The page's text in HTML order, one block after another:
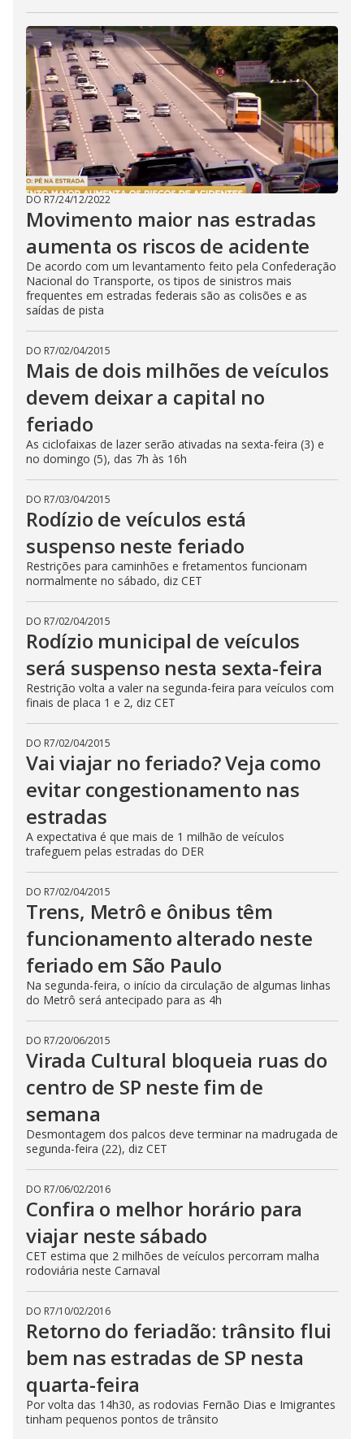
DO R7/24/12/2022
Movimento maior nas estradas
aumenta os riscos de acidente
De acordo com um levantamento feito pela Confederação
Nacional do Transporte, os tipos de sinistros mais
frequentes em estradas federais são as colisões e as
saídas de pista
DO R7/02/04/2015
Mais de dois milhões de veículos
devem deixar a capital no
feriado
As ciclofaixas de lazer serão ativadas na sexta-feira (3) e
no domingo (5), das 7h às 16h
DO R7/03/04/2015
Rodízio de veículos está
suspenso neste feriado
Restrições para caminhões e fretamentos funcionam
normalmente no sábado, diz CET
DO R7/02/04/2015
Rodízio municipal de veículos
será suspenso nesta sexta-feira
Restrição volta a valer na segunda-feira para veículos com
finais de placa 1 e 2, diz CET
DO R7/02/04/2015
Vai viajar no feriado? Veja como
evitar congestionamento nas
estradas
A expectativa é que mais de 1 milhão de veículos
trafeguem pelas estradas do DER
DO R7/02/04/2015
Trens, Metrô e ônibus têm
funcionamento alterado neste
feriado em São Paulo
Na segunda-feira, o início da circulação de algumas linhas
do Metrô será antecipado para as 4h
DO R7/20/06/2015
Virada Cultural bloqueia ruas do
centro de SP neste fim de
semana
Desmontagem dos palcos deve terminar na madrugada de
segunda-feira (22), diz CET
DO R7/06/02/2016
Confira o melhor horário para
viajar neste sábado
CET estima que 2 milhões de veículos percorram malha
rodoviária neste Carnaval
DO R7/10/02/2016
Retorno do feriadão: trânsito flui
bem nas estradas de SP nesta
quarta-feira
Por volta das 14h30, as rodovias Fernão Dias e Imigrantes
tinham pequenos pontos de trânsito